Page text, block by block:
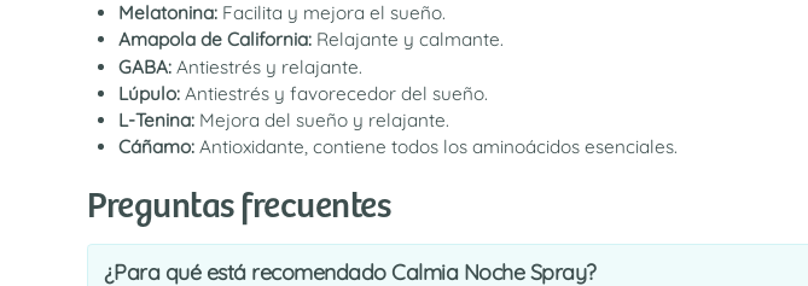
Melatonina:Facilita y mejora el sueño.
Amapola de California:Relajante y calmante.
GABA:Antiestrés y relajante.
Lúpulo:Antiestrés y favorecedor del sueño.
L-Tenina:Mejora del sueño y relajante.
Cáñamo:Antioxidante, contiene todos los aminoácidos esenciales.
Preguntas frecuentes
¿Para qué está recomendado Calmia Noche Spray?